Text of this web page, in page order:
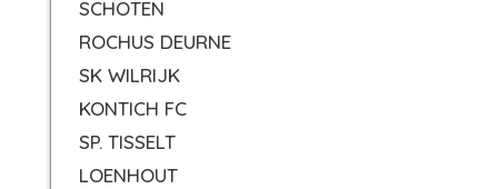
SCHOTEN
ROCHUS DEURNE
SK WILRIJK
KONTICH FC
SP. TISSELT
LOENHOUT